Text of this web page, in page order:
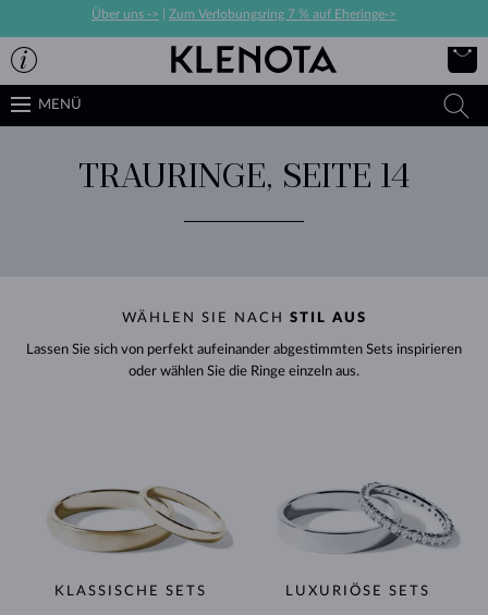
Über uns -> Zum Verlobungsring 7 % auf Eheringe->
MENÜ
TRAURINGE, SEITE 14
WÄHLEN SIE NACH STIL AUS
Lassen Sie sich von perfekt aufeinander abgestimmten Sets inspirieren
oder wählen Sie die Ringe einzeln aus.
KLASSISCHE SETS LUXURIÖSE SETS